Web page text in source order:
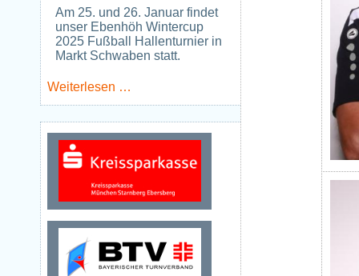
2026
Am 25. und 26. Januar findet
unser Ebenhöh Wintercup
2025 Fußball Hallenturnier in
Markt Schwaben statt.
Weiterlesen …